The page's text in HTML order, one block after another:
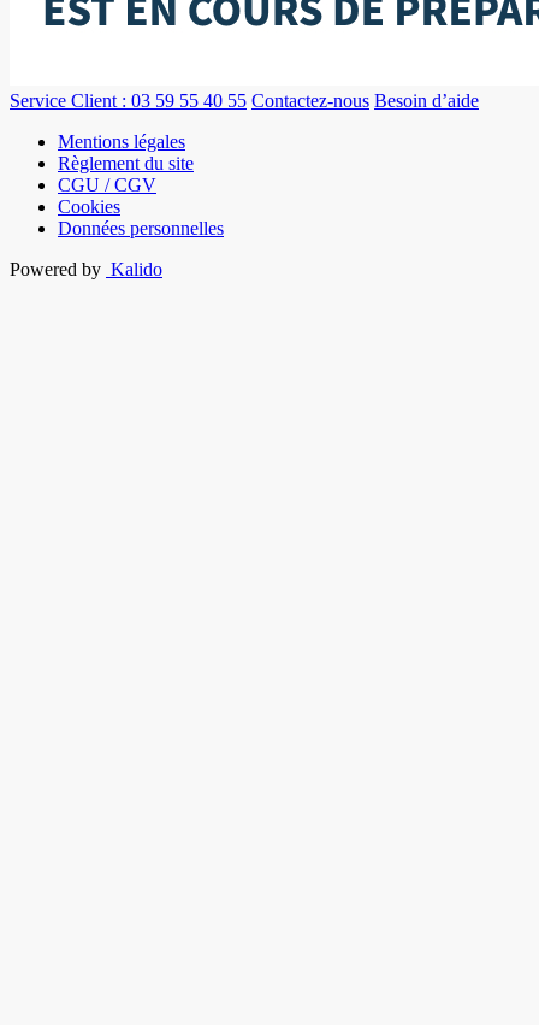
Service Client : 03 59 55 40 55 Contactez-nous Besoin d’aide
Mentions légales
Règlement du site
CGU / CGV
Cookies
Données personnelles
Powered by Kalido